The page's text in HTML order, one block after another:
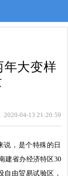
年大变样
2020-04-13 21:20:59
说，是个特殊的日
建省办经济特区30
自由贸易试验区，